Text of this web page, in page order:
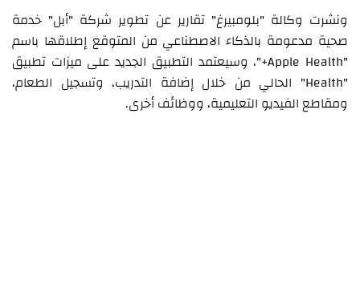
ونشرت وكالة "بلومبيرغ" تقارير عن تطوير شركة "أبل" خدمة
صحية مدعومة بالذكاء الاصطناعي من المتوقع إطلاقها باسم
"Apple Health+"، وسيعتمد التطبيق الجديد على ميزات تطبيق
"Health" الحالي من خلال إضافة التدريب، وتسجيل الطعام،
ومقاطع الفيديو التعليمية، ووظائف أخرى.